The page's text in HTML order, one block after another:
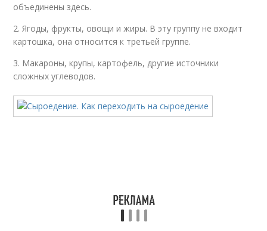
объединены здесь.
2. Ягоды, фрукты, овощи и жиры. В эту группу не входит
картошка, она относится к третьей группе.
3. Макароны, крупы, картофель, другие источники
сложных углеводов.